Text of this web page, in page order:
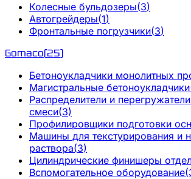
Колесные бульдозеры(3)
Автогрейдеры(1)
Фронтальные погрузчики(3)
Gomaco(25)
Бетоноукладчики монолитных
Магистральные бетоноукладчики
Распределители и
смеси(3)
Профилировщики подготовки
Машины для текстурирования и
раствора(3)
Цилиндрические финишеры
Вспомогательное оборудование(